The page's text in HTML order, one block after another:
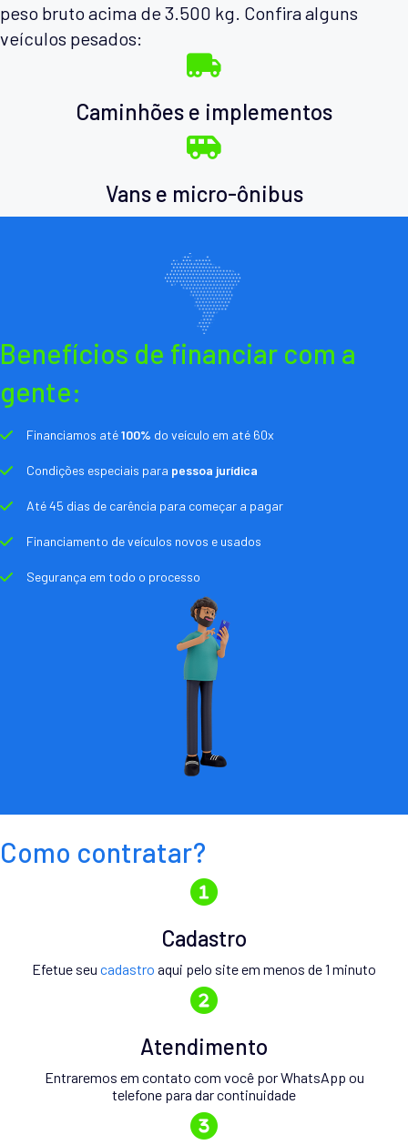
peso bruto acima de 3.500 kg. Confira alguns
veículos pesados:
Caminhões e implementos
Vans e micro-ônibus
Benefícios de financiar com a
gente:
Financiamos até100% do veículo em até 60x
Condições especiais para pessoa jurídica
Até 45 dias de carência para começar a pagar
Financiamento de veículos novos e usados
Segurança em todo o processo
Como contratar?
Cadastro
Efetue seu cadastro aqui pelo site em menos de 1 minuto
Atendimento
Entraremos em contato com você por WhatsApp ou
telefone para dar continuidade